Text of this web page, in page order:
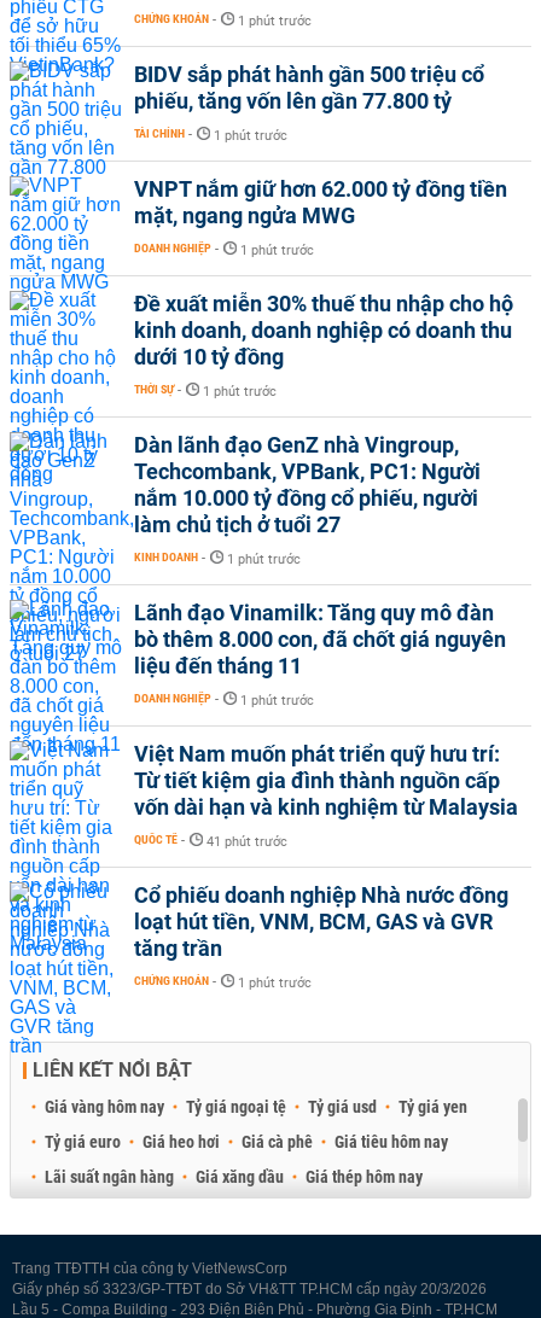
CHỨNG KHOÁN - 1 phút trước
BIDV sắp phát hành gần 500 triệu cổ
phiếu, tăng vốn lên gần 77.800 tỷ
TÀI CHÍNH - 1 phút trước
VNPT nắm giữ hơn 62.000 tỷ đồng tiền
mặt, ngang ngửa MWG
DOANH NGHIỆP - 1 phút trước
Đề xuất miễn 30% thuế thu nhập cho hộ
kinh doanh, doanh nghiệp có doanh thu
dưới 10 tỷ đồng
THỜI SỰ - 1 phút trước
Dàn lãnh đạo GenZ nhà Vingroup,
Techcombank, VPBank, PC1: Người
nắm 10.000 tỷ đồng cổ phiếu, người
làm chủ tịch ở tuổi 27
KINH DOANH - 1 phút trước
Lãnh đạo Vinamilk: Tăng quy mô đàn
bò thêm 8.000 con, đã chốt giá nguyên
liệu đến tháng 11
DOANH NGHIỆP - 1 phút trước
Việt Nam muốn phát triển quỹ hưu trí:
Từ tiết kiệm gia đình thành nguồn cấp
vốn dài hạn và kinh nghiệm từ Malaysia
QUỐC TẾ - 41 phút trước
Cổ phiếu doanh nghiệp Nhà nước đồng
loạt hút tiền, VNM, BCM, GAS và GVR
tăng trần
CHỨNG KHOÁN - 1 phút trước
LIÊN KẾT NỔI BẬT
Giá vàng hôm nay Tỷ giá ngoại tệ Tỷ giá usd
Tỷ giá yen
Tỷ giá euro
Giá heo hơi Giá cà phê
Giá tiêu hôm nay
Lãi suất ngân hàng
Giá xăng dầu
Giá thép hôm nay
Trang TTĐTTH của công ty VietNewsCorp
Giấy phép số 3323/GP-TTĐT do Sở VH&TT TP.HCM cấp ngày 20/3/2026
Lầu 5 - Compa Building - 293 Điện Biên Phủ - Phường Gia Định - TP.HCM